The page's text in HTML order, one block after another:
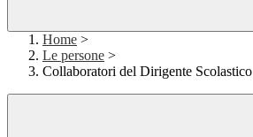
Home >
Le persone >
Collaboratori del Dirigente Scolastico